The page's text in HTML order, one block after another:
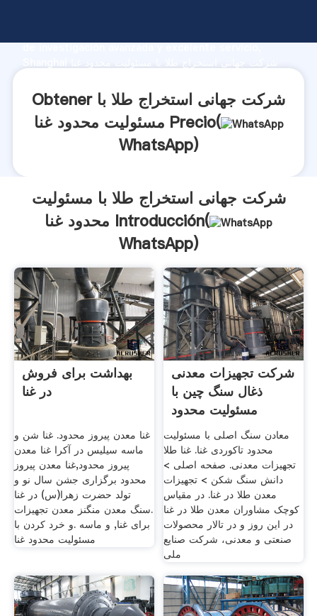
de investigación avanzada y excelente servicio,
clientes.
Obtener شرکت جهانی استخراج طلا با
مسئولیت محدود غنا Precio(
WhatsApp)
شرکت جهانی استخراج طلا با مسئولیت
محدود غنا Introducción(
WhatsApp)
بهداشت برای فروش
در غنا
غنا معدن پیروز محدود. غنا شن و
ماسه سیلیس در آکرا غنا معدن
پیروز محدود,غنا معدن پیروز
محدود برگزاری جشن سال نو و
تولد حضرت زهرا(س) در غنا
.سنگ معدن منگنز معدن تجهیزات
برای غنا, و ماسه .و خرد کردن با
مسئولیت محدود غنا
شرکت تجهیزات معدنی
ذغال سنگ چین با
مسئولیت محدود
معادن سنگ اصلی با مسئولیت
محدود تاکوردی غنا. غنا طلا
تجهیزات معدنی. صفحه اصلی >
دانش سنگ شکن > تجهیزات
معدن طلا در غنا. ‫در مقیاس
کوچک مشاوران معدن طلا در غنا‬‎
در این روز و در تالار محصولات
صنعتی و معدنی، شرکت صنایع
ملی